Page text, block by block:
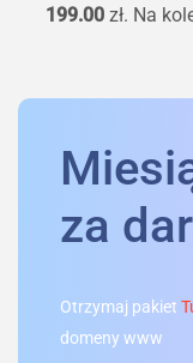
199.00 zł. Na
za
Otrzymaj pakiet
domeny www